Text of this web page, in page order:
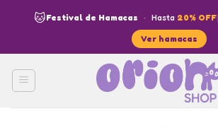
🐱Festival de Hamacas · Hasta 20% OFF
Ver hamacas